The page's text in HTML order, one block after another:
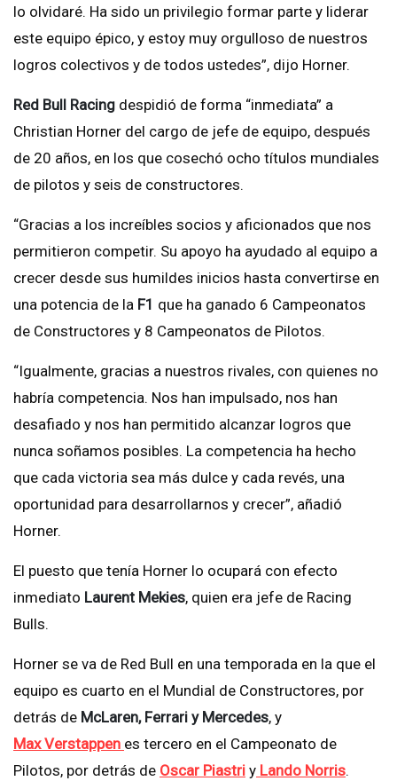
lo olvidaré. Ha sido un privilegio formar parte y liderar
este equipo épico, y estoy muy orgulloso de nuestros
logros colectivos y de todos ustedes”, dijo Horner.
Red Bull Racing despidió de forma “inmediata” a
Christian Horner del cargo de jefe de equipo, después
de 20 años, en los que cosechó ocho títulos mundiales
de pilotos y seis de constructores.
“Gracias a los increíbles socios y aficionados que nos
permitieron competir. Su apoyo ha ayudado al equipo a
crecer desde sus humildes inicios hasta convertirse en
una potencia de la F1 que ha ganado 6 Campeonatos
de Constructores y 8 Campeonatos de Pilotos.
“Igualmente, gracias a nuestros rivales, con quienes no
habría competencia. Nos han impulsado, nos han
desafiado y nos han permitido alcanzar logros que
nunca soñamos posibles. La competencia ha hecho
que cada victoria sea más dulce y cada revés, una
oportunidad para desarrollarnos y crecer”, añadió
Horner.
El puesto que tenía Horner lo ocupará con efecto
inmediato Laurent Mekies, quien era jefe de Racing
Bulls.
Horner se va de Red Bull en una temporada en la que el
equipo es cuarto en el Mundial de Constructores, por
detrás de McLaren, Ferrari y Mercedes, y
Max Verstappen es tercero en el Campeonato de
Pilotos, por detrás de Oscar Piastri y Lando Norris.